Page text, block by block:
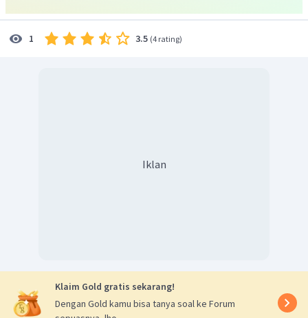
1 3.5 (4 rating)
Iklan
Klaim Gold gratis sekarang!
Dengan Gold kamu bisa tanya soal ke Forum